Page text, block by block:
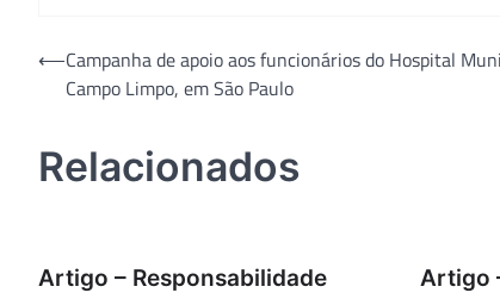
Navegação
⟵Campanha de apoio aos funcionários do Hospital
Campo Limpo, em São Paulo
Relacionados
Artigo – Responsabilidade
Artigo